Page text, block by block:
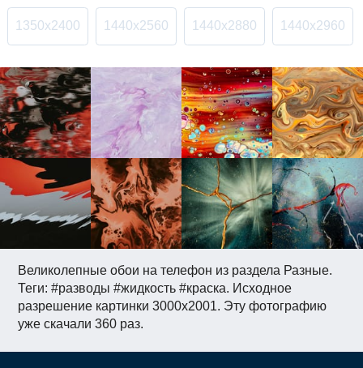
Великолепные обои на телефон из раздела Разные.
Теги: #разводы #жидкость #краска. Исходное
разрешение картинки 3000x2001. Эту фотографию
уже скачали 360 раз.
1350x2400 1440x2560 1440x2880 1440x2960